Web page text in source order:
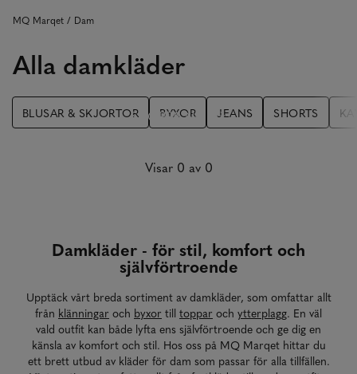
MQ Marqet Dam
Alla damkläder
BLUSAR & SKJORTOR BYXOR JEANS SHORTS
SHOPPA NU
Visar 0 av 0
Damkläder - för stil, komfort och
självförtroende
Upptäck vårt breda sortiment av damkläder, som omfattar allt
från klänningar och byxor till toppar och ytterplagg. En väl
vald outfit kan både lyfta ens självförtroende och ge dig en
känsla av komfort och stil. Hos oss på MQ Marqet hittar du
ett brett utbud av kläder för dam som passar för alla tillfällen.